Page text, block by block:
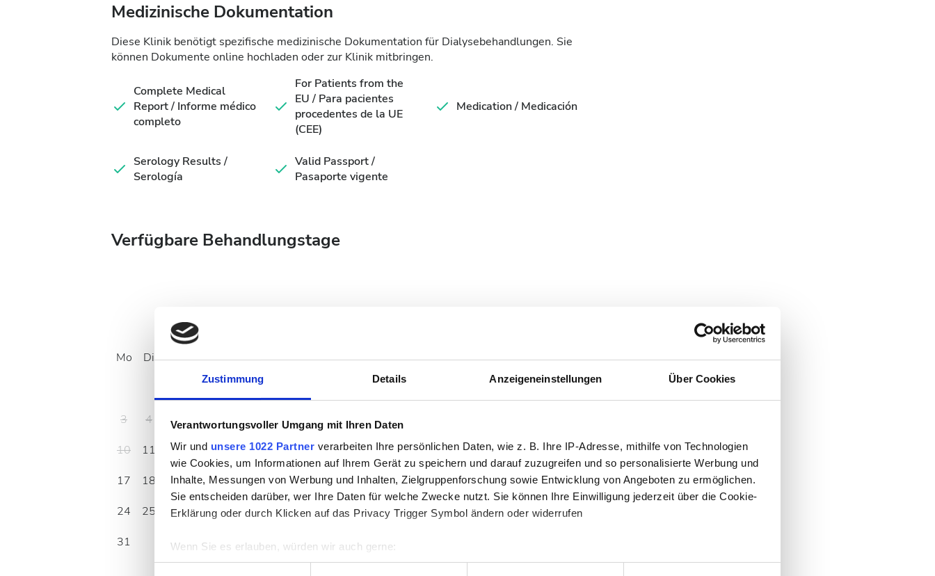
Zustimmung Details Anzeigeneinstellungen Über Cookies
Verantwortungsvoller Umgang mit Ihren Daten
Wir und unsere 1022 Partner verarbeiten Ihre persönlichen Daten, wie z. B. Ihre IP-Adresse, mithilfe von Technologien
wie Cookies, um Informationen auf Ihrem Gerät zu speichern und darauf zuzugreifen und so personalisierte Werbung und
Inhalte, Messungen von Werbung und Inhalten, Zielgruppenforschung sowie Entwicklung von Angeboten zu ermöglichen.
Sie entscheiden darüber, wer Ihre Daten für welche Zwecke nutzt. Sie können Ihre Einwilligung jederzeit über die Cookie-
Erklärung oder durch Klicken auf das Privacy Trigger Symbol ändern oder widerrufen
Wenn Sie es erlauben, würden wir auch gerne:
Informationen über Ihre geografische Lage erfassen, welche bis auf einige Meter genau sein können
Medizinische Dokumentation
Diese Klinik benötigt spezifische medizinische Dokumentation für Dialysebehandlungen. Sie
können Dokumente online hochladen oder zur Klinik mitbringen.
Complete Medical
Report / Informe médico
completo
For Patients from the
EU / Para pacientes
procedentes de la UE
(CEE)
Medication / Medicación
Serology Results /
Serología
Valid Passport /
Pasaporte vigente
Verfügbare Behandlungstage
August
Mo Di Mi Do Fr Sa So
3
4 5 6 7 8
9
10
11 12 13 14 15
16
17
18 19 20 21 22
23
24
25 26 27 28 29
30
31
Mo Di Mi Do Fr Sa So
7
8 9 10
14
15 16 17 18 19
20
21
22 23 24 25 26
27
28
29 30